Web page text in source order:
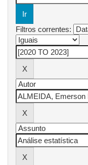
Filtros correntes: